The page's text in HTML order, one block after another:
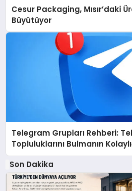
Cesur Packaging, Mısır’daki
Büyütüyor
Telegram Grupları Rehberi:
Topluluklarını Bulmanın
Son Dakika